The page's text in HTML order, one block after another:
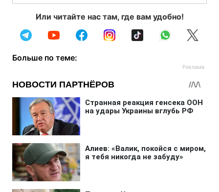
Или читайте нас там, где вам удобно!
Больше по теме: